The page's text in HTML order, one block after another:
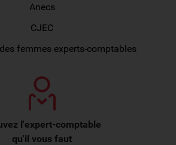
Anecs
CJEC
femmes experts-comptables
l'expert-comptable
qu'il vous faut